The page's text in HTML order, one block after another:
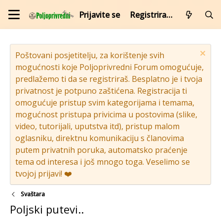
Prijavite se Registrirajte se
Poštovani posjetitelju, za korištenje svih
mogućnosti koje Poljoprivredni Forum omogućuje,
predlažemo ti da se registriraš. Besplatno je i tvoja
privatnost je potpuno zaštićena. Registracija ti
omogućuje pristup svim kategorijama i temama,
mogućnost pristupa privicima u postovima (slike,
video, tutorijali, uputstva itd), pristup malom
oglasniku, direktnu komunikaciju s članovima
putem privatnih poruka, automatsko praćenje
tema od interesa i još mnogo toga. Veselimo se
tvojoj prijavi! ❤️
Svaštara
Poljski putevi..